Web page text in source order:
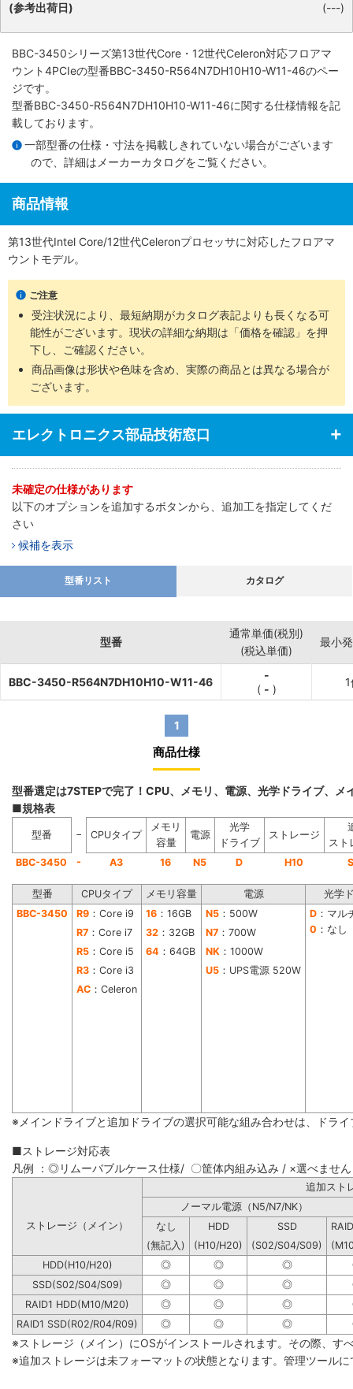
(参考出荷日)
(---)
BBC-3450シリーズ第13世代Core・12世代Celeron対応フロアマ
ウント4PCIeの型番BBC-3450-R564N7DH10H10-W11-46のペー
ジです。
型番BBC-3450-R564N7DH10H10-W11-46に関する仕様情報を記
載しております。
一部型番の仕様・寸法を掲載しきれていない場合がございます
ので、詳細は メーカーカタログをご覧ください。
商品情報
第13世代Intel Core/12世代Celeronプロセッサに対応したフロアマ
ウントモデル。
ご注意
受注状況により、最短納期がカタログ表記よりも長くなる可
能性がございます。現状の詳細な納期は「価格を確認」を押
下し、ご確認ください。
商品画像は形状や色味を含め、実際の商品とは異なる場合が
ございます。
エレクトロニクス部品技術窓口
未確定の仕様があります
以下のオプションを追加するボタンから、追加工を指定してくだ
さい
候補を表示
型番リスト カタログ
型番
通常単価(税別)
(税込単価)
最小
BBC-3450-R564N7DH10H10-W11-46
-
( - )
1
商品仕様
型番選定は7STEPで完了！CPU、メモリ、電源、光学ドライブ、
■規格表
型番 − CPUタイプ
メモリ
容量
電源
光学
ドライブ
ストレージ
スト
BBC-3450
- A3 16 N5 D H10
型番 CPUタイプ メモリ容量 電源
光学
BBC-3450
R9 ：Core i9 16 ：16GB N5 ：500W D ：マル
0 ：なし
R7 ：Core i7 32 ：32GB N7 ：700W
R5 ：Core i5 64 ：64GB NK ：1000W
R3 ：Core i3 U5 ：UPS電源 520W
AC ：Celeron
※メインドライブと追加ドライブの選択可能な組み合わせは、ドラ
■ストレージ対応表
凡例 ：◎リムーバブルケース仕様/ 〇筐体内組み込み / ×選べません
追
ノーマル電源（N5/N7/NK）
ストレージ（メイン）
なし HDD SSD
(無記入)
(H10/H20) (S02/S04/S09)
HDD(H10/H20)
◎ ◎ ◎
SSD(S02/S04/S09)
◎ ◎ ◎
RAID1 HDD(M10/M20)
◎ ◎ ◎
RAID1 SSD(R02/R04/R09)
◎ ◎ ◎
※ストレージ（メイン）にOSがインストールされます。その際、す
※追加ストレージは未フォーマットの状態となります。管理ツール